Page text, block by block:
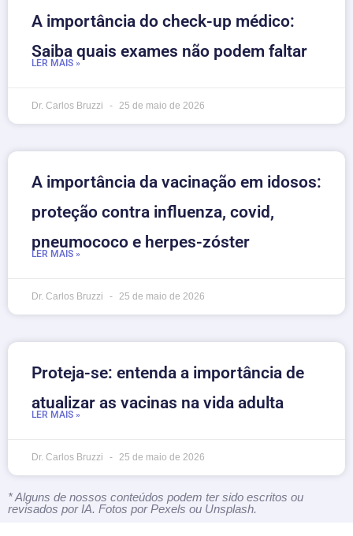
A importância do check-up médico:
Saiba quais exames não podem faltar
LER MAIS »
Dr. Carlos Bruzzi 25 de maio de 2026
A importância da vacinação em idosos:
proteção contra influenza, covid,
pneumococo e herpes-zóster
LER MAIS »
Dr. Carlos Bruzzi 25 de maio de 2026
Proteja-se: entenda a importância de
atualizar as vacinas na vida adulta
LER MAIS »
Dr. Carlos Bruzzi 25 de maio de 2026
* Alguns de nossos conteúdos podem ter sido escritos ou
revisados por IA. Fotos por Pexels ou Unsplash.